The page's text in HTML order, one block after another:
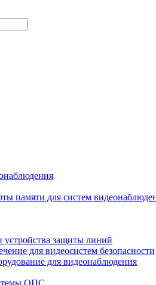
памяти для систем
устройства защиты линий
для видеосистем безопасности
для видеонаблюдения
ОПС